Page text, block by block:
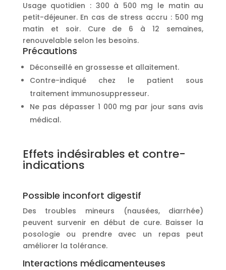
Usage quotidien : 300 à 500 mg le matin au
petit-déjeuner. En cas de stress accru : 500 mg
matin et soir. Cure de 6 à 12 semaines,
renouvelable selon les besoins.
Précautions
Déconseillé en grossesse et allaitement.
Contre-indiqué chez le patient sous
traitement immunosuppresseur.
Ne pas dépasser 1 000 mg par jour sans avis
médical.
Effets indésirables et contre-
indications
Possible inconfort digestif
Des troubles mineurs (nausées, diarrhée)
peuvent survenir en début de cure. Baisser la
posologie ou prendre avec un repas peut
améliorer la tolérance.
Interactions médicamenteuses